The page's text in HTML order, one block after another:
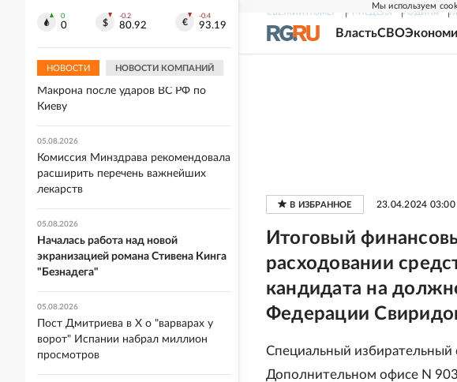
Мы используем
СВЕЖИЙ НОМЕР РГ-НЕДЕЛЯ РОДИНА
ВластьСВО
23.04.2024 03:00
Итоговый
расходовании
кандидата на
Федерации
Специальный
Дополнительном офисе N
0
0
-0.2
80.92
-0.4
93.19
НОВОСТИ НОВОСТИ КОМПАНИЙ
пожаловать в Дерри"
05.08.2026
Захарова прокомментировала слова
Макрона после ударов ВС РФ по
Киеву
05.08.2026
Комиссия Минздрава рекомендовала
расширить перечень важнейших
лекарств
05.08.2026
Началась работа над новой
экранизацией романа Стивена Кинга
"Безнадега"
05.08.2026
Пост Дмитриева в X о "варварах у
ворот" Испании набрал миллион
просмотров